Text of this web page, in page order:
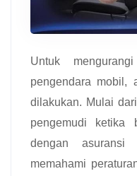
Untuk
pengendara mobil,
dilakukan. Mulai
pengemudi ketika
dengan asuransi
memahami